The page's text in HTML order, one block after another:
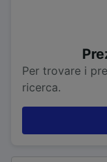
Per trovare i
ricerca.